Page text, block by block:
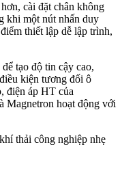
cài đặt chân không
khi một nút nhấn duy
thiết lập dễ lập trình,
tạo độ tin cậy cao,
kiện tương đối ô
điện áp HT của
Magnetron hoạt động với
thải công nghiệp nhẹ